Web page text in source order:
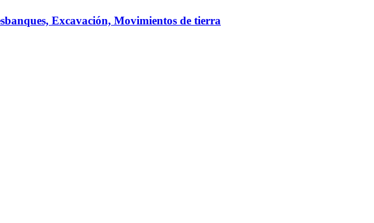
Excavación, Movimientos de tierra